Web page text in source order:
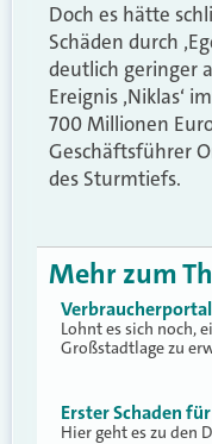
Doch es hätte
Schäden durch
deutlich geringer
Ereignis ‚Niklas‘
700 Millionen
Geschäftsführer
des Sturmtiefs.
Mehr zum
Lohnt es sich noch,
Großstadtlage zu
Erster Schaden
Hier geht es zu den